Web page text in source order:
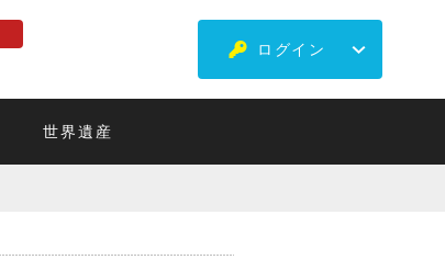
ログイン
世界遺産